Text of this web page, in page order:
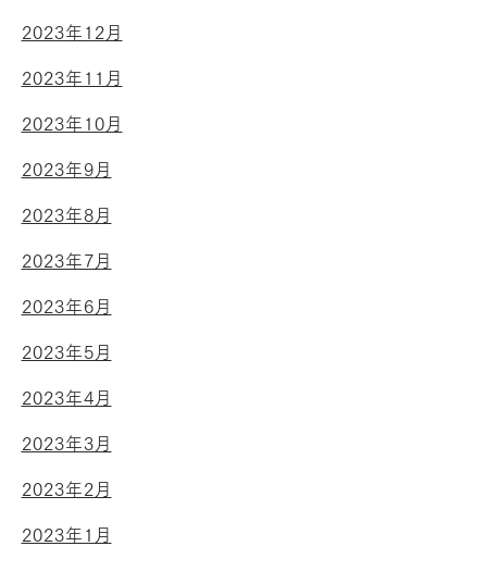
2023年12月
2023年11月
2023年10月
2023年9月
2023年8月
2023年7月
2023年6月
2023年5月
2023年4月
2023年3月
2023年2月
2023年1月